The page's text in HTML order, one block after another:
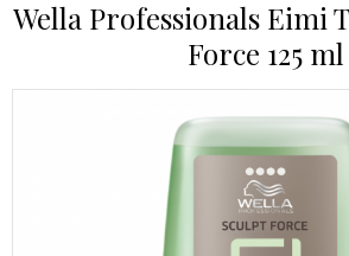
Wella Professionals Eimi
Force 125 ml